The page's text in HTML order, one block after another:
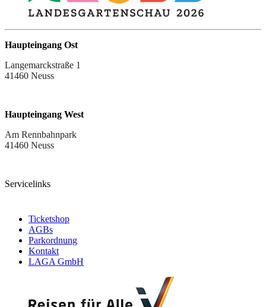
Haupteingang Ost
Langemarckstraße 1
41460 Neuss
Haupteingang West
Am Rennbahnpark
41460 Neuss
Servicelinks
Ticketshop
AGBs
Parkordnung
Kontakt
LAGA GmbH